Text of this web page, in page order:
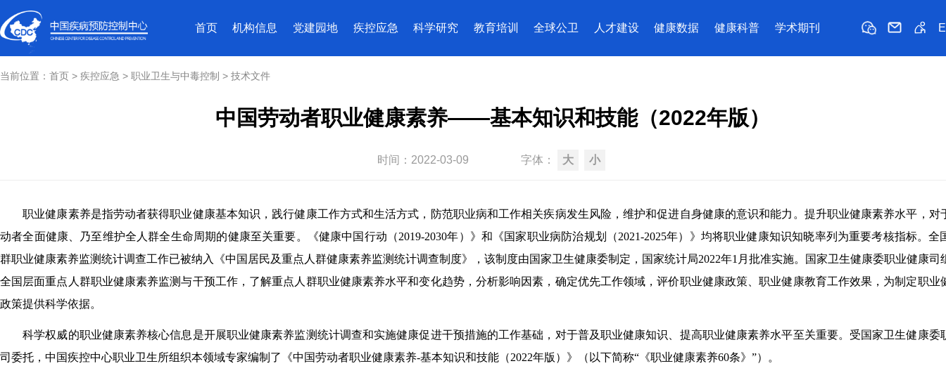
首页 机构信息 党建园地 疾控应急 科学研究 教育培训 全球公卫 人才建设 健康数据 健康科普 学术期刊
当前位置： 首页 > 疾控应急 > 职业卫生与中毒控制 > 技术文件
中国劳动者职业健康素养——基本知识和技能（2022年版）
时间： 2022-03-09 字体： 大 小
职业健康素养是指劳动者获得职业健康基本知识，践行健康工作方式和生活方式，防范职业病和工作相关疾病发生风险，维护和促进自身健康的意识和能力。提升职业健康素养水平，对
动者全面健康、乃至维护全人群全生命周期的健康至关重要。《健康中国行动（2019-2030年）》和《国家职业病防治规划（2021-2025年）》均将职业健康知识知晓率列为重要考核指标。全
群职业健康素养监测统计调查工作已被纳入《中国居民及重点人群健康素养监测统计调查制度》，该制度由国家卫生健康委制定，国家统计局2022年1 月批准实施。国家卫生健康委职业健康司
全国层面重点人群职业健康素养监测与干预工作，了解重点人群职业健康素养水平和变化趋势，分析影响因素，确定优先工作领域，评价职业健康政策、职业健康教育工作效果，为制定职业
政策提供科学依据。
科学权威的职业健康素养核心信息是开展职业健康素养监测统计调查和实施健康促进干预措施的工作基础，对于普及职业健康知识、提高职业健康素养水平至关重要。受国家卫生健康委
司委托，中国疾控中心职业卫生所组织本领域专家编制了《中国劳动者职业健康素养-基本知识和技能（2022年版）》（以下简称“ 《职业健康素养60条》 ”）。